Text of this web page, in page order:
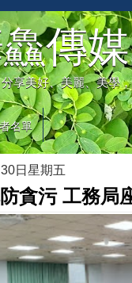
傳媒
享美好、美麗、美學
名單
日星期五
貪污 工務局